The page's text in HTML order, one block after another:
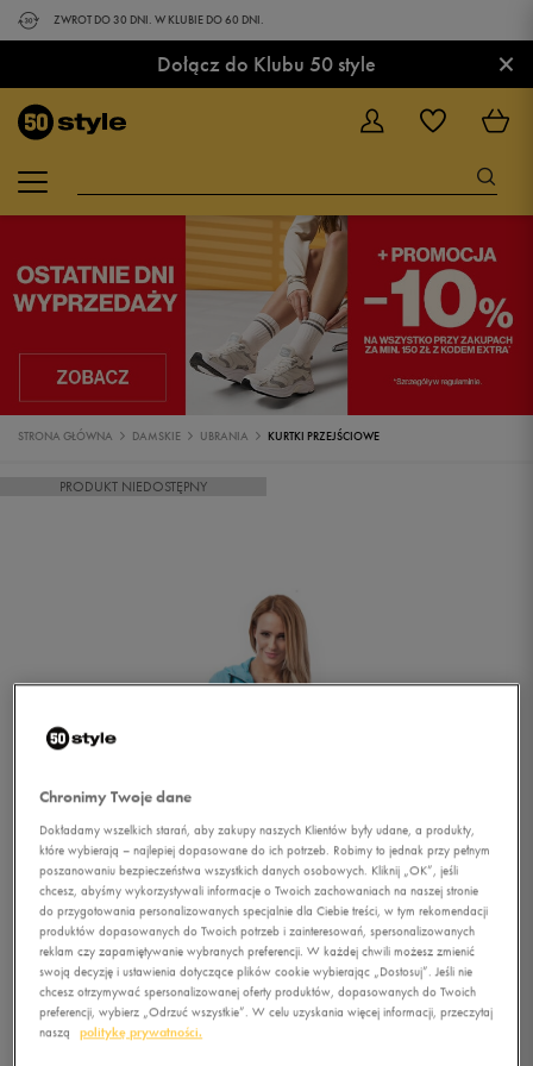
ZWROT DO 30 DNI. W KLUBIE DO 60 DNI.
Dołącz do Klubu 50 style ×
STRONA GŁÓWNA DAMSKIE UBRANIA KURTKI PRZEJŚCIOWE
PRODUKT NIEDOSTĘPNY
Chronimy Twoje dane
Dokładamy wszelkich starań, aby zakupy naszych Klientów były udane, a produkty,
które wybierają – najlepiej dopasowane do ich potrzeb. Robimy to jednak przy pełnym
poszanowaniu bezpieczeństwa wszystkich danych osobowych. Kliknij „OK”, jeśli
chcesz, abyśmy wykorzystywali informacje o Twoich zachowaniach na naszej stronie
do przygotowania personalizowanych specjalnie dla Ciebie treści, w tym rekomendacji
produktów dopasowanych do Twoich potrzeb i zainteresowań, spersonalizowanych
reklam czy zapamiętywanie wybranych preferencji. W każdej chwili możesz zmienić
swoją decyzję i ustawienia dotyczące plików cookie wybierając „Dostosuj”. Jeśli nie
chcesz otrzymywać spersonalizowanej oferty produktów, dopasowanych do Twoich
preferencji, wybierz „Odrzuć wszystkie”. W celu uzyskania więcej informacji, przeczytaj
naszą
politykę prywatności.